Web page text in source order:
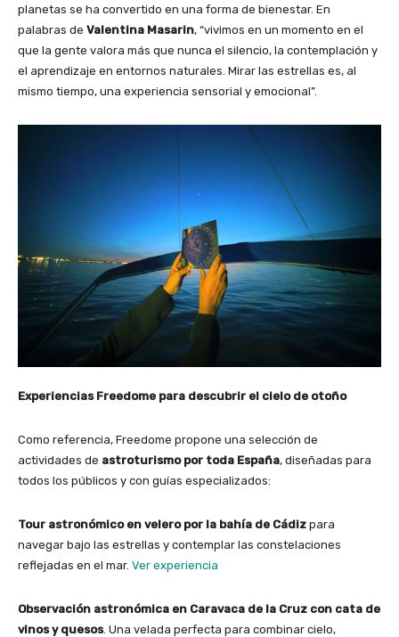
planetas se ha convertido en una forma de bienestar. En
palabras de Valentina Masarin, “vivimos en un momento en el
que la gente valora más que nunca el silencio, la contemplación y
el aprendizaje en entornos naturales. Mirar las estrellas es, al
mismo tiempo, una experiencia sensorial y emocional”.
Experiencias Freedome para descubrir el cielo de otoño
Como referencia, Freedome propone una selección de
actividades de astroturismo por toda España, diseñadas para
todos los públicos y con guías especializados:
Tour astronómico en velero por la bahía de Cádiz para
navegar bajo las estrellas y contemplar las constelaciones
reflejadas en el mar. Ver experiencia
Observación astronómica en Caravaca de la Cruz con cata de
vinos y quesos. Una velada perfecta para combinar cielo,